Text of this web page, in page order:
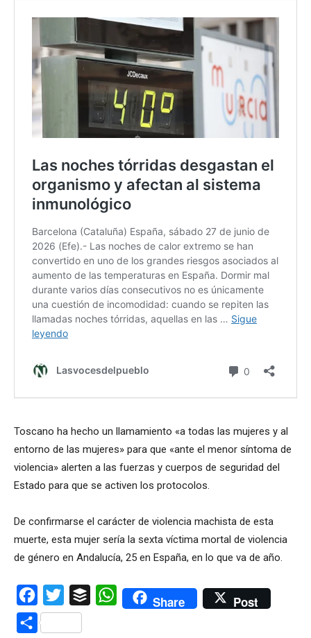
Toscano ha hecho un llamamiento «a todas las mujeres y al
entorno de las mujeres» para que «ante el menor síntoma de
violencia» alerten a las fuerzas y cuerpos de seguridad del
Estado para que se activen los protocolos.
De confirmarse el carácter de violencia machista de esta
muerte, esta mujer sería la sexta víctima mortal de violencia
de género en Andalucía, 25 en España, en lo que va de año.
Facebook
Twitter Buffer WhatsAppShare Post
Compartir